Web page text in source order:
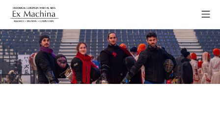
Aller
contenu
Association Ex Machina